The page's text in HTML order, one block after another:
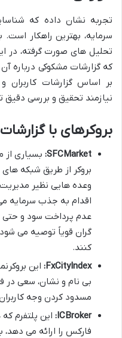
تجربه نشان داده که
سرمایه، بهترین راهکار است.
تحلیل های صورت گرفته، در
که گزارشات مشکوکی درباره
بر اساس گزارشات کاربران
نیازمند تحقیق و بررسی
بروکرهای با
SFCMarket: بسیاری از
بروکر از طریق شبکه های
وعده هایی نظیر
اقدام به جذب سرمایه
عدم پرداخت سود و حتی
گران قویاً توصیه می
کنند.
FxCityIndex: این
بی نام و نشان، سعی در
مسدود کردن وجه
ICBroker: این پلتفرم
فارکس را ارائه می